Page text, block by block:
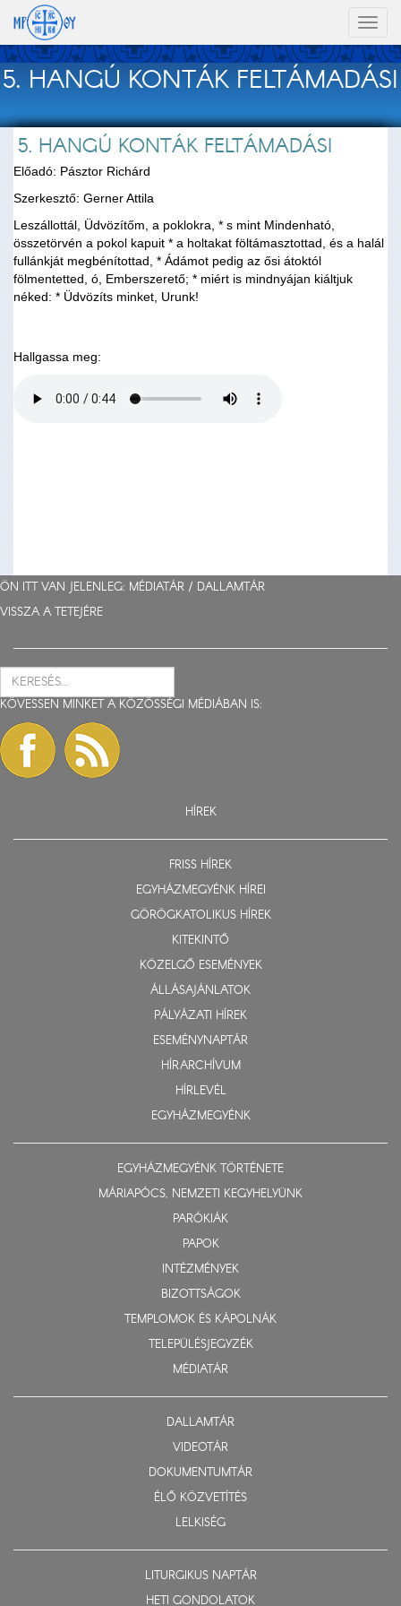
5. HANGÚ KONTÁK FELTÁMADÁSI
5. HANGÚ KONTÁK FELTÁMADÁSI
Előadó: Pásztor Richárd
Szerkesztő: Gerner Attila
Leszállottál, Üdvözítőm, a poklokra, * s mint Mindenható,
összetörvén a pokol kapuit * a holtakat föltámasztottad, és a halál
fullánkját megbénítottad, * Ádámot pedig az ősi átoktól
fölmentetted, ó, Emberszerető; * miért is mindnyájan kiáltjuk
néked: * Üdvözíts minket, Urunk!
Hallgassa meg:
ÖN ITT VAN JELENLEG: MÉDIATÁR / DALLAMTÁR
VISSZA A TETEJÉRE
KÖVESSEN MINKET A KÖZÖSSÉGI MÉDIÁBAN IS:
HÍREK
FRISS HÍREK
EGYHÁZMEGYÉNK HÍREI
GÖRÖGKATOLIKUS HÍREK
KITEKINTŐ
KÖZELGŐ ESEMÉNYEK
ÁLLÁSAJÁNLATOK
PÁLYÁZATI HÍREK
ESEMÉNYNAPTÁR
HÍRARCHÍVUM
HÍRLEVÉL
EGYHÁZMEGYÉNK
EGYHÁZMEGYÉNK TÖRTÉNETE
MÁRIAPÓCS, NEMZETI KEGYHELYÜNK
PARÓKIÁK
PAPOK
INTÉZMÉNYEK
BIZOTTSÁGOK
TEMPLOMOK ÉS KÁPOLNÁK
TELEPÜLÉSJEGYZÉK
MÉDIATÁR
DALLAMTÁR
VIDEOTÁR
DOKUMENTUMTÁR
ÉLŐ KÖZVETÍTÉS
LELKISÉG
LITURGIKUS NAPTÁR
HETI GONDOLATOK